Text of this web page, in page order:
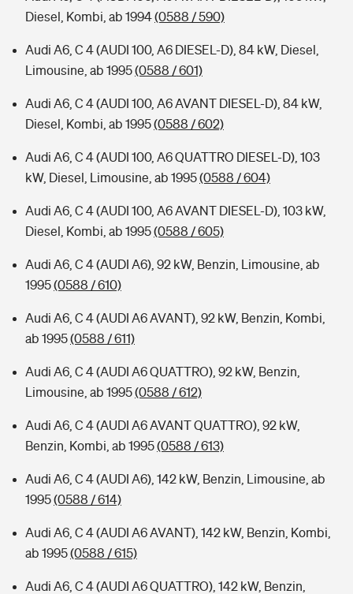
Diesel, Kombi, ab 1994(0588 / 590)
Audi A6, C 4 (AUDI 100, A6 DIESEL-D), 84 kW, Diesel,
Limousine, ab 1995(0588 / 601)
Audi A6, C 4 (AUDI 100, A6 AVANT DIESEL-D), 84 kW,
Diesel, Kombi, ab 1995(0588 / 602)
Audi A6, C 4 (AUDI 100, A6 QUATTRO DIESEL-D), 103
kW, Diesel, Limousine, ab 1995(0588 / 604)
Audi A6, C 4 (AUDI 100, A6 AVANT DIESEL-D), 103 kW,
Diesel, Kombi, ab 1995(0588 / 605)
Audi A6, C 4 (AUDI A6), 92 kW, Benzin, Limousine, ab
1995(0588 / 610)
Audi A6, C 4 (AUDI A6 AVANT), 92 kW, Benzin, Kombi,
ab 1995(0588 / 611)
Audi A6, C 4 (AUDI A6 QUATTRO), 92 kW, Benzin,
Limousine, ab 1995(0588 / 612)
Audi A6, C 4 (AUDI A6 AVANT QUATTRO), 92 kW,
Benzin, Kombi, ab 1995(0588 / 613)
Audi A6, C 4 (AUDI A6), 142 kW, Benzin, Limousine, ab
1995(0588 / 614)
Audi A6, C 4 (AUDI A6 AVANT), 142 kW, Benzin, Kombi,
ab 1995(0588 / 615)
Audi A6, C 4 (AUDI A6 QUATTRO), 142 kW, Benzin,